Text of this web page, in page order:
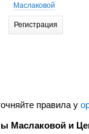
Маслаковой
Регистрация
правила у
Маслаковой и